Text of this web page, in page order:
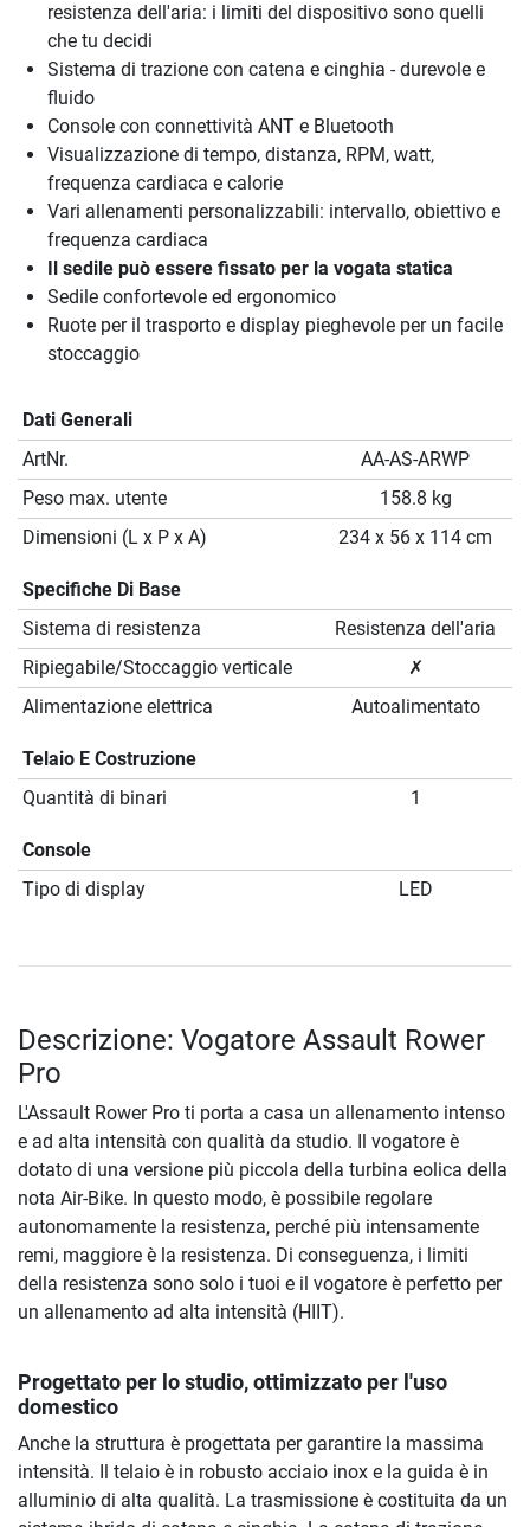
resistenza dell'aria: i limiti del dispositivo sono quelli
che tu decidi
Sistema di trazione con catena e cinghia - durevole e
fluido
Console con connettività ANT e Bluetooth
Visualizzazione di tempo, distanza, RPM, watt,
frequenza cardiaca e calorie
Vari allenamenti personalizzabili: intervallo, obiettivo e
frequenza cardiaca
Il sedile può essere fissato per la vogata statica
Sedile confortevole ed ergonomico
Ruote per il trasporto e display pieghevole per un facile
stoccaggio
Dati Generali
ArtNr.
AA-AS-ARWP
Peso max. utente
158.8 kg
Dimensioni (L x P x A)
234 x 56 x 114 cm
Specifiche Di Base
Sistema di resistenza
Resistenza dell'aria
Ripiegabile/Stoccaggio verticale
✗
Alimentazione elettrica
Autoalimentato
Telaio E Costruzione
Quantità di binari
1
Console
Tipo di display
LED
Descrizione: Vogatore Assault Rower
Pro
L'Assault Rower Pro ti porta a casa un allenamento intenso
e ad alta intensità con qualità da studio. Il vogatore è
dotato di una versione più piccola della turbina eolica della
nota Air-Bike. In questo modo, è possibile regolare
autonomamente la resistenza, perché più intensamente
remi, maggiore è la resistenza. Di conseguenza, i limiti
della resistenza sono solo i tuoi e il vogatore è perfetto per
un allenamento ad alta intensità (HIIT).
Progettato per lo studio, ottimizzato per l'uso
domestico
Anche la struttura è progettata per garantire la massima
intensità. Il telaio è in robusto acciaio inox e la guida è in
alluminio di alta qualità. La trasmissione è costituita da un